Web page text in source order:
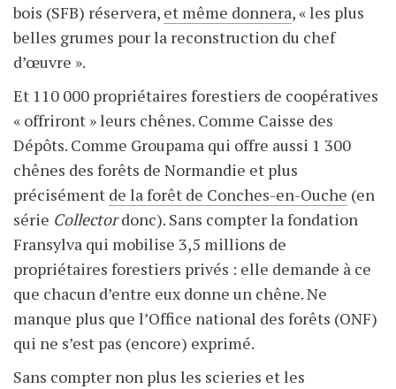
bois (SFB) réservera, et même donnera, « les plus
belles grumes pour la reconstruction du chef
d’œuvre ».
Et 110 000 propriétaires forestiers de coopératives
« offriront » leurs chênes. Comme Caisse des
Dépôts. Comme Groupama qui offre aussi 1 300
chênes des forêts de Normandie et plus
précisément de la forêt de Conches-en-Ouche (en
série Collectordonc). Sans compter la fondation
Fransylva qui mobilise 3,5 millions de
propriétaires forestiers privés : elle demande à ce
que chacun d’entre eux donne un chêne. Ne
manque plus que l’Office national des forêts (ONF)
qui ne s’est pas (encore) exprimé.
Sans compter non plus les scieries et les